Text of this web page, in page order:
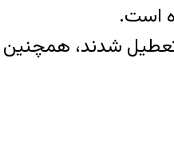
است.
تعطیل شدند،